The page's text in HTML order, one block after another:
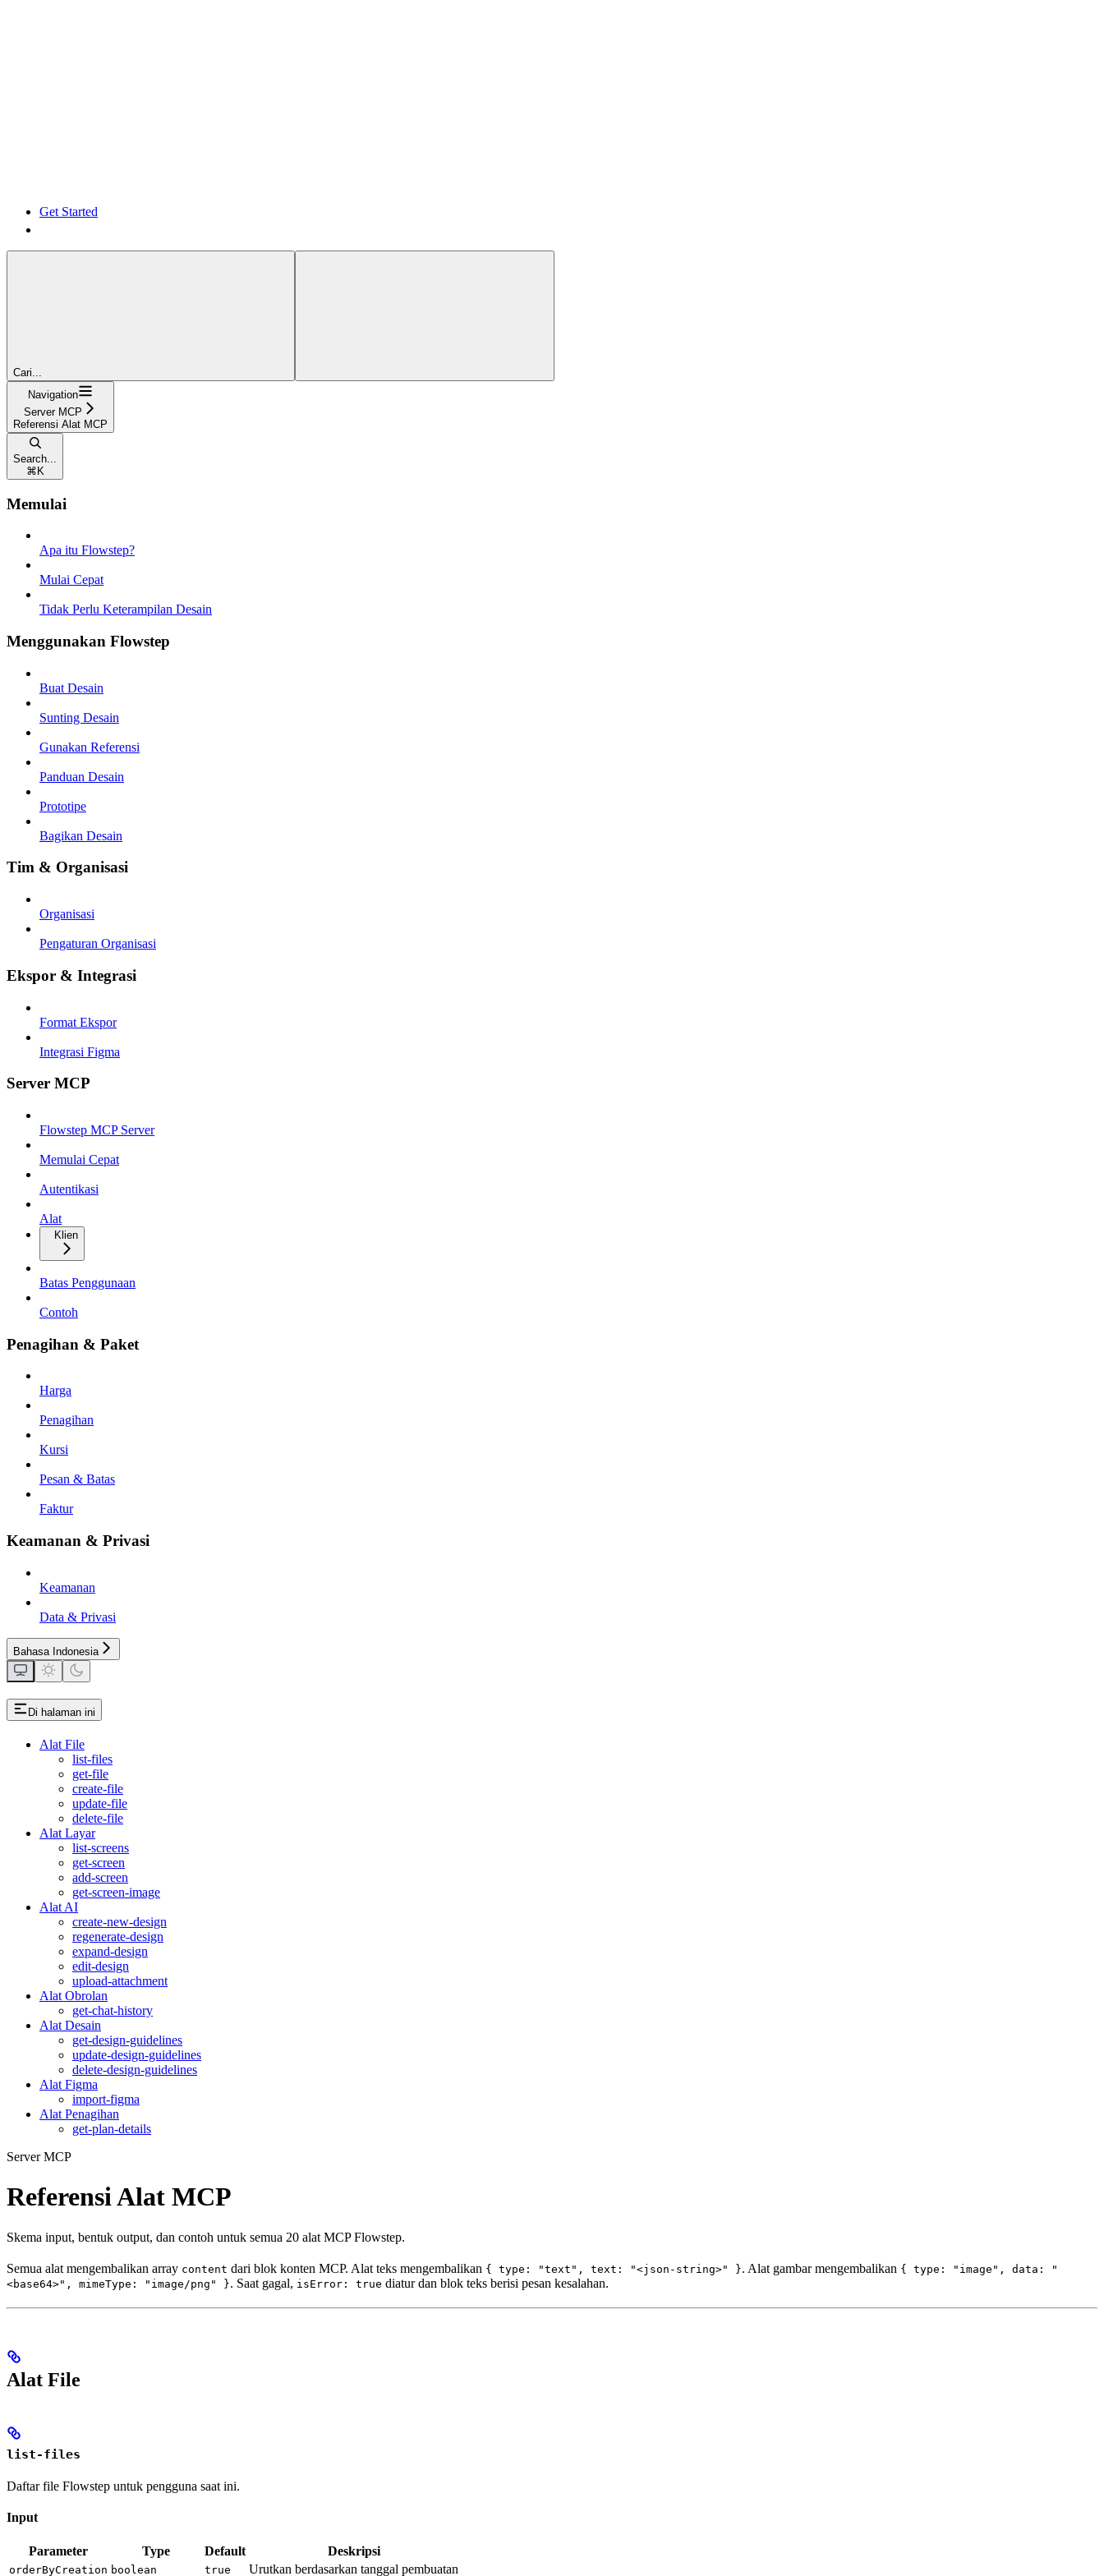
Get Started
Cari...
Navigation
Server MCP
Referensi Alat MCP
Search...
⌘ K
Memulai
Apa itu Flowstep?
Mulai Cepat
Tidak Perlu Keterampilan Desain
Menggunakan Flowstep
Buat Desain
Sunting Desain
Gunakan Referensi
Panduan Desain
Prototipe
Bagikan Desain
Tim & Organisasi
Organisasi
Pengaturan Organisasi
Ekspor & Integrasi
Format Ekspor
Integrasi Figma
Server MCP
Flowstep MCP Server
Memulai Cepat
Autentikasi
Alat
Klien
Batas Penggunaan
Contoh
Penagihan & Paket
Harga
Penagihan
Kursi
Pesan & Batas
Faktur
Keamanan & Privasi
Keamanan
Data & Privasi
Bahasa Indonesia
Di halaman ini
Alat File
list-files
get-file
create-file
update-file
delete-file
Alat Layar
list-screens
get-screen
add-screen
get-screen-image
Alat AI
create-new-design
regenerate-design
expand-design
edit-design
upload-attachment
Alat Obrolan
get-chat-history
Alat Desain
get-design-guidelines
update-design-guidelines
delete-design-guidelines
Alat Figma
import-figma
Alat Penagihan
get-plan-details
Server MCP
Referensi Alat MCP
Skema input, bentuk output, dan contoh untuk semua 20 alat MCP Flowstep.
Semua alat mengembalikan array content dari blok konten MCP. Alat teks mengembalikan { type: "text", text: "<json-string>" }. Alat gambar mengembalikan { type: "image", data: "
<base64>", mimeType: "image/png" }. Saat gagal, isError: true diatur dan blok teks berisi pesan kesalahan.
Alat File
list-files
Daftar file Flowstep untuk pengguna saat ini.
Input
Parameter Type Default Deskripsi
orderByCreation boolean true Urutkan berdasarkan tanggal pembuatan